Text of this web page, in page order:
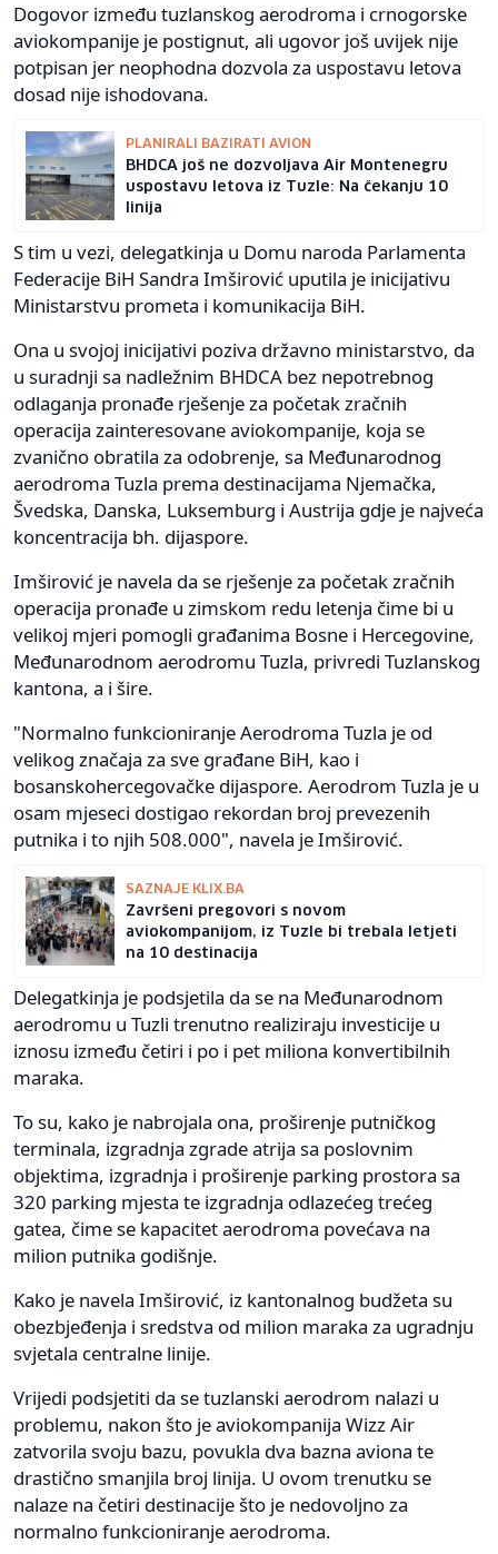
Dogovor između tuzlanskog aerodroma i crnogorske
aviokompanije je postignut, ali ugovor još uvijek nije
potpisan jer neophodna dozvola za uspostavu letova
dosad nije ishodovana.
PLANIRALI BAZIRATI AVION
BHDCA još ne dozvoljava Air Montenegru
uspostavu letova iz Tuzle: Na čekanju 10
linija
S tim u vezi, delegatkinja u Domu naroda Parlamenta
Federacije BiH Sandra Imširović uputila je inicijativu
Ministarstvu prometa i komunikacija BiH.
Ona u svojoj inicijativi poziva državno ministarstvo, da
u suradnji sa nadležnim BHDCA bez nepotrebnog
odlaganja pronađe rješenje za početak zračnih
operacija zainteresovane aviokompanije, koja se
zvanično obratila za odobrenje, sa Međunarodnog
aerodroma Tuzla prema destinacijama Njemačka,
Švedska, Danska, Luksemburg i Austrija gdje je najveća
koncentracija bh. dijaspore.
Imširović je navela da se rješenje za početak zračnih
operacija pronađe u zimskom redu letenja čime bi u
velikoj mjeri pomogli građanima Bosne i Hercegovine,
Međunarodnom aerodromu Tuzla, privredi Tuzlanskog
kantona, a i šire.
"Normalno funkcioniranje Aerodroma Tuzla je od
velikog značaja za sve građane BiH, kao i
bosanskohercegovačke dijaspore. Aerodrom Tuzla je u
osam mjeseci dostigao rekordan broj prevezenih
putnika i to njih 508.000", navela je Imširović.
SAZNAJE KLIX.BA
Završeni pregovori s novom
aviokompanijom, iz Tuzle bi trebala letjeti
na 10 destinacija
Delegatkinja je podsjetila da se na Međunarodnom
aerodromu u Tuzli trenutno realiziraju investicije u
iznosu između četiri i po i pet miliona konvertibilnih
maraka.
To su, kako je nabrojala ona, proširenje putničkog
terminala, izgradnja zgrade atrija sa poslovnim
objektima, izgradnja i proširenje parking prostora sa
320 parking mjesta te izgradnja odlazećeg trećeg
gatea, čime se kapacitet aerodroma povećava na
milion putnika godišnje.
Kako je navela Imširović, iz kantonalnog budžeta su
obezbjeđenja i sredstva od milion maraka za ugradnju
svjetala centralne linije.
Vrijedi podsjetiti da se tuzlanski aerodrom nalazi u
problemu, nakon što je aviokompanija Wizz Air
zatvorila svoju bazu, povukla dva bazna aviona te
drastično smanjila broj linija. U ovom trenutku se
nalaze na četiri destinacije što je nedovoljno za
normalno funkcioniranje aerodroma.